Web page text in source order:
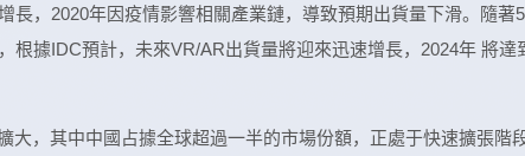
長，2020年因疫情影響相關產業鏈，導致預期出貨量下滑。隨著
根據IDC預計，未來VR/AR出貨量將迎來迅速增長，2024年 將達
大，其中中國占據全球超過一半的市場份額，正處于快速擴張階